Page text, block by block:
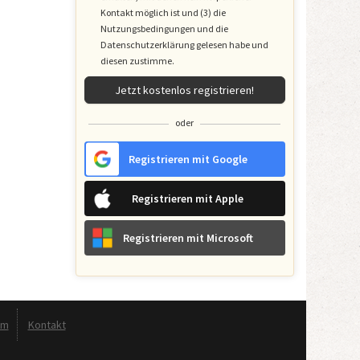
Kontakt möglich ist und (3) die
Nutzungsbedingungen und die
Datenschutzerklärunggelesen habe und
diesen zustimme.
Jetzt kostenlos registrieren!
oder
Registrieren mit Google
Registrieren mit Apple
Registrieren mit Microsoft
Kontakt